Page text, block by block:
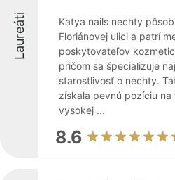
Laureáti
Katya nails nechty
Floriánovej ulici a patrí
poskytovateľov
pričom sa špecializuje
starostlivosť o nechty.
získala pevnú pozíciu na
vysokej ...
8.6